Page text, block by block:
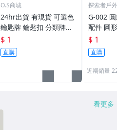
O.S商城
24hr出貨 有現貨 可選色
鑰匙牌 鑰匙扣 分類牌鎖
匙 分類牌 塑膠鑰匙牌 鑰
匙扣 號碼牌 分類牌 標記
鑰匙吊牌 掛牌
$ 1
直購
探索者戶
G-002
配件 圓
鑰匙圈
單個鑰
$ 1
直購
近期銷量
看更多